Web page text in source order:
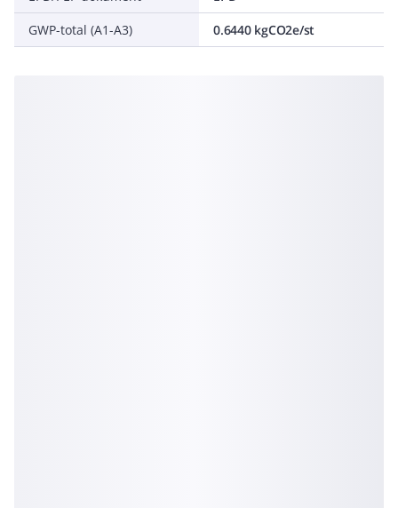
GWP-total (A1-A3)
0.6440 kgCO2e/st